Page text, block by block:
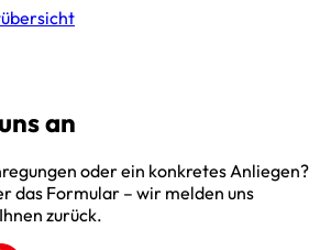
an
oder ein konkretes Anliegen?
das Formular – wir melden uns
zurück.